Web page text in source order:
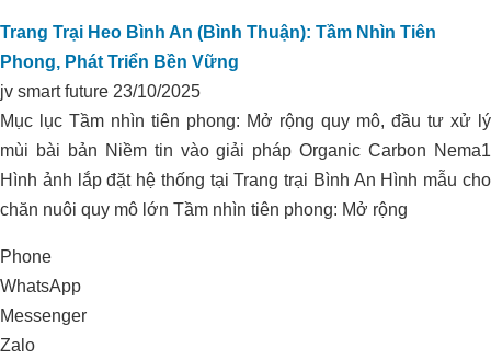
Xử lý môi trường trang trại heo nái NA
KIỂM SOÁT PH ĐẤT TRỒNG VÀ
CHĂM SÓC VƯỜN TIÊU
Trang Trại Heo Bình An (Bình Thuận): Tầm Nhìn Tiên
Phong, Phát Triển Bền Vững
jv smart future 23/10/2025
Mục lục Tầm nhìn tiên phong: Mở rộng quy mô, đầu tư xử lý
mùi bài bản Niềm tin vào giải pháp Organic Carbon Nema1
Hình ảnh lắp đặt hệ thống tại Trang trại Bình An Hình mẫu cho
chăn nuôi quy mô lớn Tầm nhìn tiên phong: Mở rộng
Phone
WhatsApp
Messenger
Zalo